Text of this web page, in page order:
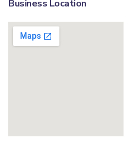
Business Location